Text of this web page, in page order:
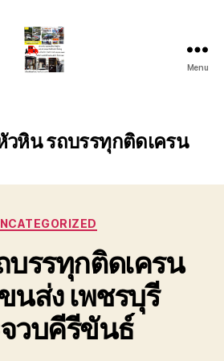
สไลด์
ใน
หัวหิน
ชั่วโมง
โทร
0888000456
Menu
หิน รถบรรทุกติดเครน
Categories
รรทุกติดเครน
นส่ง เพชรบุรี
วบคีรีขันธ์